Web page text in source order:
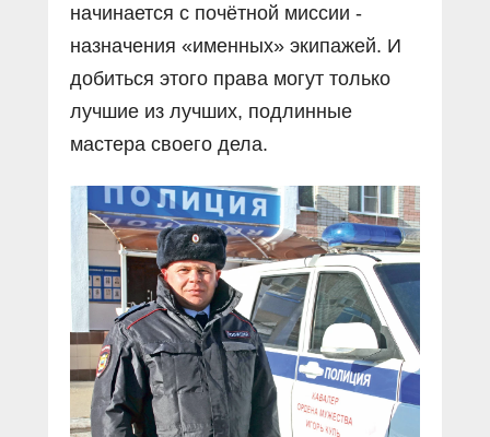
начинается с почётной миссии -
назначения «именных» экипажей. И
добиться этого права могут только
лучшие из лучших, подлинные
мастера своего дела.